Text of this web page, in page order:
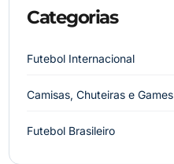
Categorias
Futebol Internacional
Camisas, Chuteiras e Games
Futebol Brasileiro